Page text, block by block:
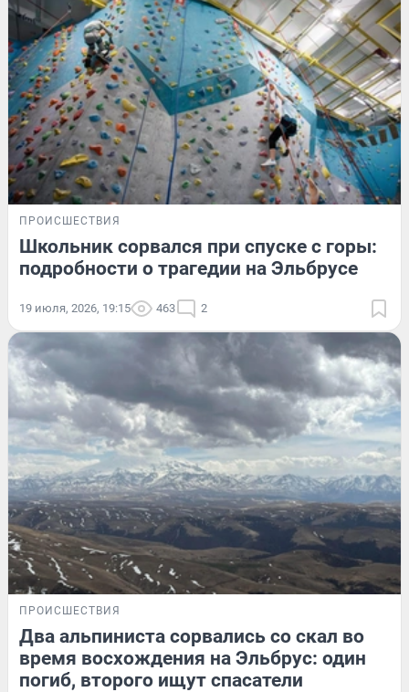
ПРОИСШЕСТВИЯ
Школьник сорвался при спуске с горы:
подробности о трагедии на Эльбрусе
19 июля, 2026, 19:15 463 2
ПРОИСШЕСТВИЯ
Два альпиниста сорвались со скал во
время восхождения на Эльбрус: один
погиб, второго ищут спасатели